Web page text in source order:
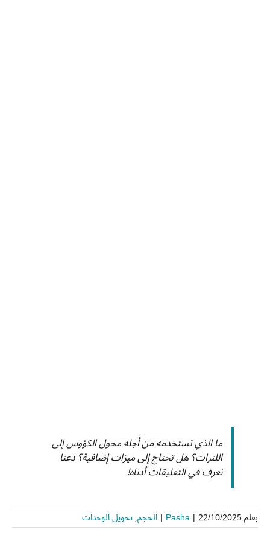
ما الذي تستخدمه من أجله محول الكؤوس إلى
اللترات؟ هل تحتاج إلى ميزات إضافية؟ دعنا
نعرف في التعليقات أدناه!
بقلم Pasha | 22/10/2025
| الحجم,تحويل الوحدات